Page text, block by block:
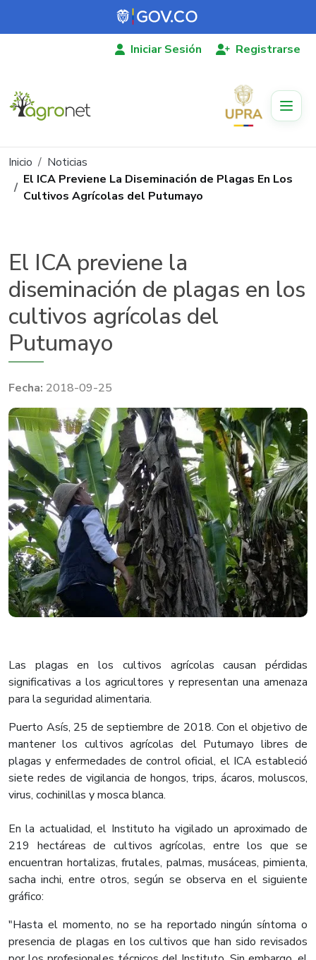
Pasar al contenido principal
Iniciar Sesión Registrarse
Ruta de navegación
Inicio
Noticias
El ICA Previene La Diseminación de Plagas En Los
Cultivos Agrícolas del Putumayo
El ICA previene la
diseminación de plagas en los
cultivos agrícolas del
Putumayo
2018-09-25
Las plagas en los cultivos agrícolas causan pérdidas
significativas a los agricultores y representan una amenaza
para la seguridad alimentaria.
Puerto Asís, 25 de septiembre de 2018. Con el objetivo de
mantener los cultivos agrícolas del Putumayo libres de
plagas y enfermedades de control oficial, el ICA estableció
siete redes de vigilancia de hongos, trips, ácaros, moluscos,
virus, cochinillas y mosca blanca.
En la actualidad, el Instituto ha vigilado un aproximado de
219 hectáreas de cultivos agrícolas, entre los que se
encuentran hortalizas, frutales, palmas, musáceas, pimienta,
sacha inchi, entre otros, según se observa en el siguiente
gráfico:
"Hasta el momento, no se ha reportado ningún síntoma o
presencia de plagas en los cultivos que han sido revisados